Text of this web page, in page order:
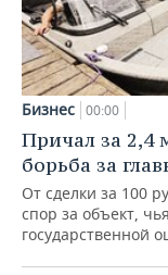
Бизнес 00:00
Причал за 2,4
борьба за
От сделки за 100
спор за объект,
государственной